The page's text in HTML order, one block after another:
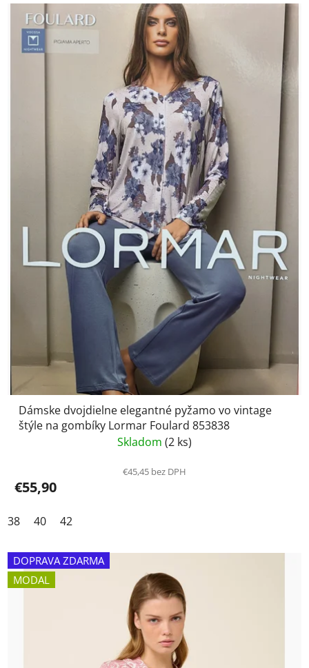
Dámske dvojdielne elegantné pyžamo vo vintage
štýle na gombíky Lormar Foulard 853838
Skladom (2 ks)
€45,45 bez DPH
€55,90
38 40 42
DOPRAVA ZDARMA
MODAL